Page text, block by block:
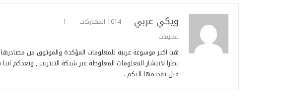
ويكي عربي 1014 المشاركات
1
تعليقات
هيا اكبر موسوعة عربية للمعلومات المؤكدة والموثوق من
نظرا لانتشار المعلومات المغلوطة عبر شبكة الانترنت , ونعدكم
قبل تقديمها اليكم .